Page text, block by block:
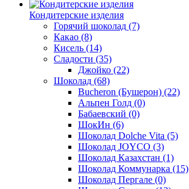
Кондитерские изделия
Горячий шоколад (7)
Какао (8)
Кисель (14)
Сладости (35)
Джойко (22)
Шоколад (68)
Bucheron (Бушерон) (22)
Альпен Голд (0)
Бабаевский (0)
ШокИн (6)
Шоколад Dolche Vita (5)
Шоколад JOYCO (3)
Шоколад Казахстан (1)
Шоколад Коммунарка (15)
Шоколад Пергале (0)